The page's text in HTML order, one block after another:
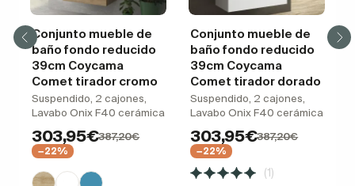
Conjunto mueble de
baño fondo reducido
39cm Coycama
Comet tirador cromo
Suspendido, 2 cajones,
Lavabo Onix F40 cerámica
303,95€387,20€
−22%
Conjunto mueble de
baño fondo reducido
39cm Coycama
Comet tirador dorado
Suspendido, 2 cajones,
Lavabo Onix F40 cerámica
303,95€387,20€
−22%
(1)